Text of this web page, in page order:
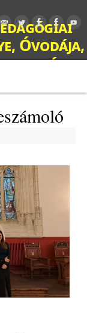
Óvodája,
Fejlesztő
Iskolája,